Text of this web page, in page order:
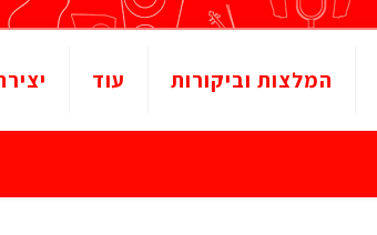
המלצות וביקורות עוד